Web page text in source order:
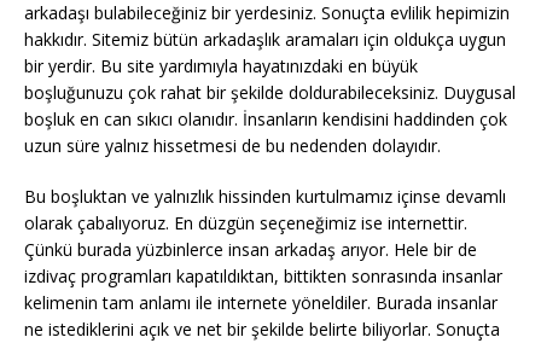
arkadaşı bulabileceğiniz bir yerdesiniz. Sonuçta evlilik hepimizin
hakkıdır. Sitemiz bütün arkadaşlık aramaları için oldukça uygun
bir yerdir. Bu site yardımıyla hayatınızdaki en büyük
boşluğunuzu çok rahat bir şekilde doldurabileceksiniz. Duygusal
boşluk en can sıkıcı olanıdır. İnsanların kendisini haddinden çok
uzun süre yalnız hissetmesi de bu nedenden dolayıdır.
Bu boşluktan ve yalnızlık hissinden kurtulmamız içinse devamlı
olarak çabalıyoruz. En düzgün seçeneğimiz ise internettir.
Çünkü burada yüzbinlerce insan arkadaş arıyor. Hele bir de
izdivaç programları kapatıldıktan, bittikten sonrasında insanlar
kelimenin tam anlamı ile internete yöneldiler. Burada insanlar
ne istediklerini açık ve net bir şekilde belirte biliyorlar. Sonuçta